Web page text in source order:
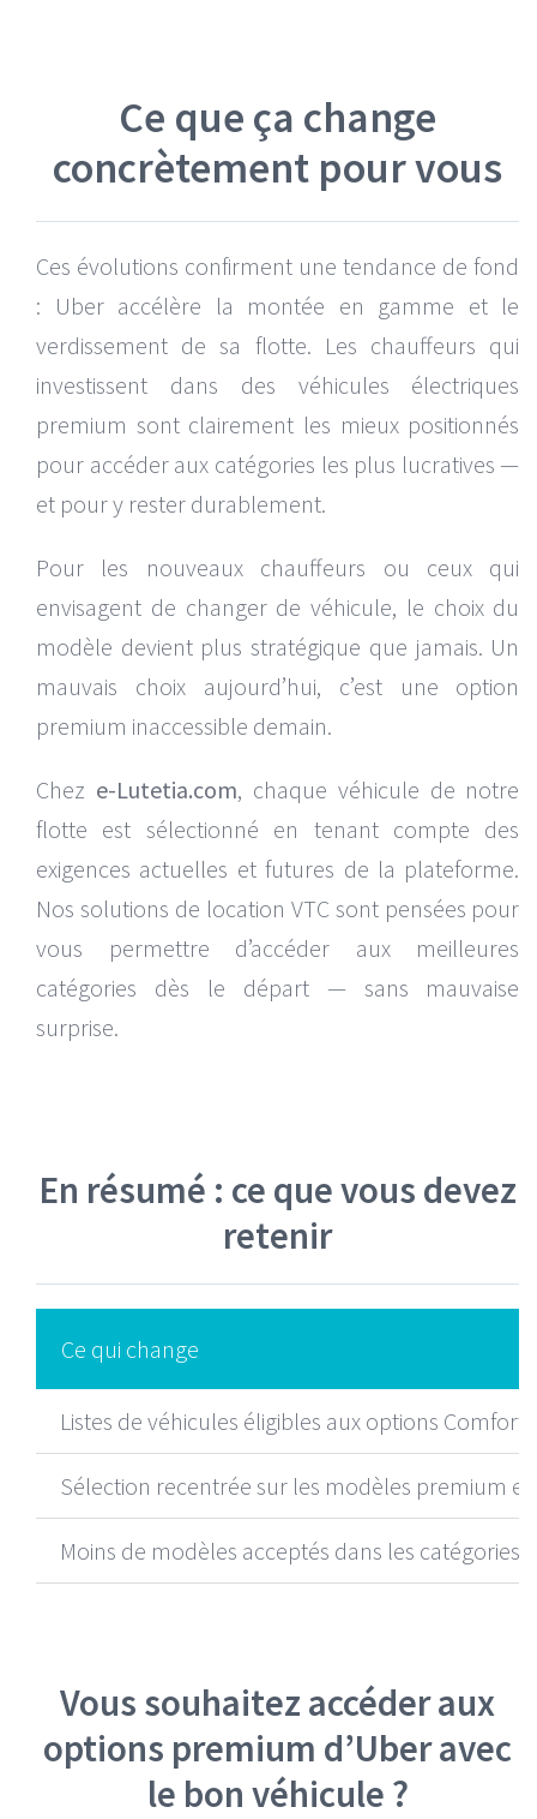
Ce que ça change
concrètement pour vous
Ces évolutions confirment une tendance de fond
: Uber accélère la montée en gamme et le
verdissement de sa flotte. Les chauffeurs qui
investissent dans des véhicules électriques
premium sont clairement les mieux positionnés
pour accéder aux catégories les plus lucratives —
et pour y rester durablement.
Pour les nouveaux chauffeurs ou ceux qui
envisagent de changer de véhicule, le choix du
modèle devient plus stratégique que jamais. Un
mauvais choix aujourd’hui, c’est une option
premium inaccessible demain.
Chez e-Lutetia.com, chaque véhicule de notre
flotte est sélectionné en tenant compte des
exigences actuelles et futures de la plateforme.
Nos solutions de location VTC sont pensées pour
vous permettre d’accéder aux meilleures
catégories dès le départ — sans mauvaise
surprise.
En résumé : ce que vous devez
retenir
Ce qui change
Listes de véhicules éligibles aux options
Sélection recentrée sur les modèles premium
Moins de modèles acceptés dans les catégories
Vous souhaitez accéder aux
options premium d’Uber avec
le bon véhicule ?